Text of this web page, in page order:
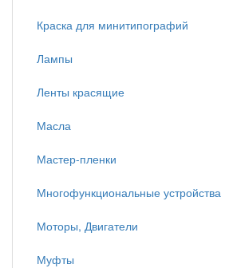
Краска для минитипографий
Лампы
Ленты красящие
Масла
Мастер-пленки
Многофункциональные устройства
Моторы, Двигатели
Муфты